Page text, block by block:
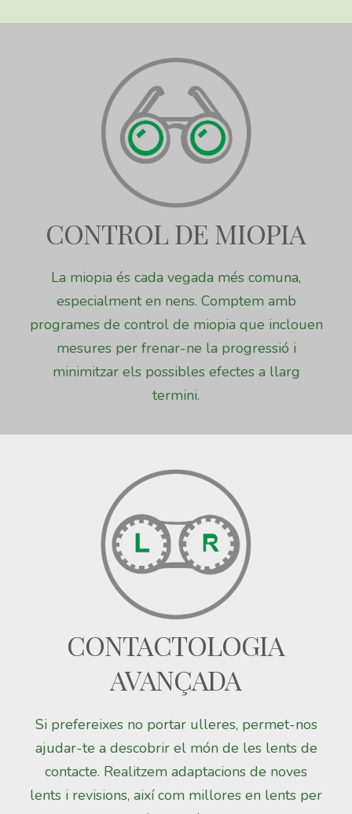
CONTROL DE MIOPIA
La miopia és cada vegada més comuna,
especialment en nens. Comptem amb
programes de control de miopia que inclouen
mesures per frenar-ne la progressió i
minimitzar els possibles efectes a llarg
termini.
CONTACTOLOGIA
AVANÇADA
Si prefereixes no portar ulleres, permet-nos
ajudar-te a descobrir el món de les lents de
contacte. Realitzem adaptacions de noves
lents i revisions, així com millores en lents per